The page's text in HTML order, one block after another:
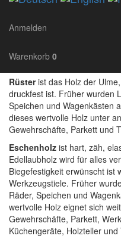
Anmelden
Warenkorb 0
Die
Esche
Rüsterist das Holz der
druckfest ist. Früher wurden
Speichen und Wagenkästen
dieses wertvolle Holz unter
Gewehrschäfte, Parkett und
Eschenholz ist hart, zäh,
Edellaubholz wird für alles
Biegefestigkeit erwünscht ist
Werkzeugstiele. Früher
Räder, Speichen und
wertvolle Holz eignet sich
Gewehrschäfte, Parkett,
Küchengeräte, Holzteller